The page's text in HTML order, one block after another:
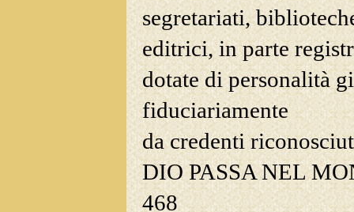
segretariati,
editrici, in parte
dotate di personalità
fiduciariamente
da credenti
DIO PASSA NEL
468